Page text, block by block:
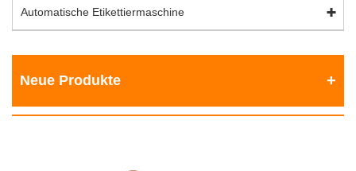
Automatische Etikettiermaschine
Neue Produkte